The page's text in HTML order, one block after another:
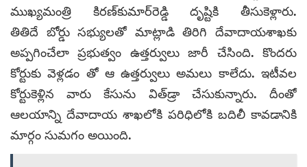
ముఖ్యమంత్రి కిరణ్‌కుమార్‌రెడ్డి దృష్టికి తీసుకెళ్లారు.
తితిదే బోర్డు సభ్యులతో మాట్లాడి తిరిగి దేవాదాయశాఖకు
అప్పగించేలా ప్రభుత్వం ఉత్తర్వులు జారీ చేసింది. కొందరు
కోర్టుకు వెళ్లడం తో ఆ ఉత్తర్వులు అమలు కాలేదు. ఇటీవల
కోర్టుకెళ్లిన వారు కేసును విత్‌డ్రా చేసుకున్నారు. దీంతో
ఆలయాన్ని దేవాదాయ శాఖలోకి పరిధిలోకి బదిలీ కావడానికి
మార్గం సుమగం అయింది.